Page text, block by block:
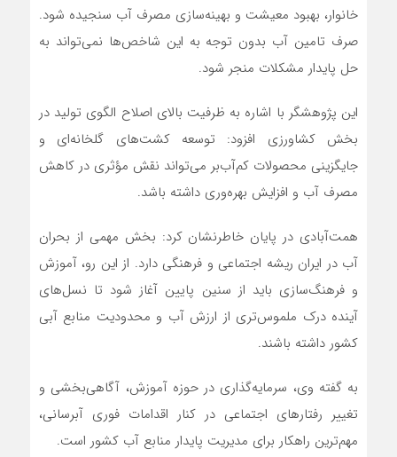
خانوار، بهبود معیشت و بهینه‌سازی مصرف آب سنجیده شود.
صرف تامین آب بدون توجه به این شاخص‌ها نمی‌تواند به
حل پایدار مشکلات منجر شود.
این پژوهشگر با اشاره به ظرفیت بالای اصلاح الگوی تولید در
بخش کشاورزی افزود: توسعه کشت‌های گلخانه‌ای و
جایگزینی محصولات کم‌آب‌بر می‌تواند نقش مؤثری در کاهش
مصرف آب و افزایش بهره‌وری داشته باشد.
همت‌آبادی در پایان خاطرنشان کرد: بخش مهمی از بحران
آب در ایران ریشه اجتماعی و فرهنگی دارد. از این رو، آموزش
و فرهنگ‌سازی باید از سنین پایین آغاز شود تا نسل‌های
آینده درک ملموس‌تری از ارزش آب و محدودیت منابع آبی
کشور داشته باشند.
به گفته وی، سرمایه‌گذاری در حوزه آموزش، آگاهی‌بخشی و
تغییر رفتارهای اجتماعی در کنار اقدامات فوری آبرسانی،
مهم‌ترین راهکار برای مدیریت پایدار منابع آب کشور است.